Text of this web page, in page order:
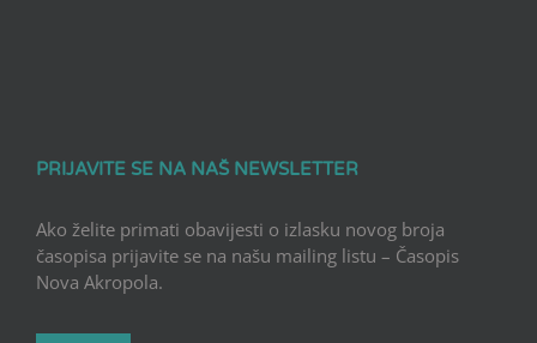
PRIJAVITE SE NA NAŠ NEWSLETTER
Ako želite primati obavijesti o izlasku novog broja
časopisa prijavite se na našu mailing listu – Časopis
Nova Akropola.